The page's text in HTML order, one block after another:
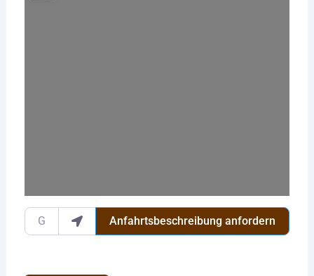
Gib deinen Standort ein.Anfahrtsbeschreibung anfordern